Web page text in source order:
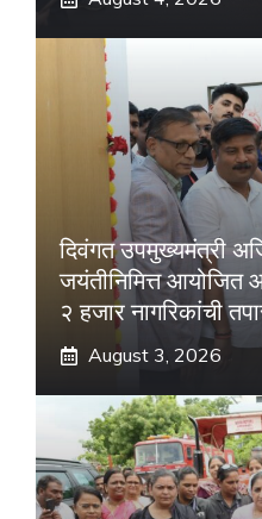
दिवंगत उपमुख्यमंत्री
जयंतीनिमित्त आयोजित
२ हजार नागरिकांची
August 3, 2026